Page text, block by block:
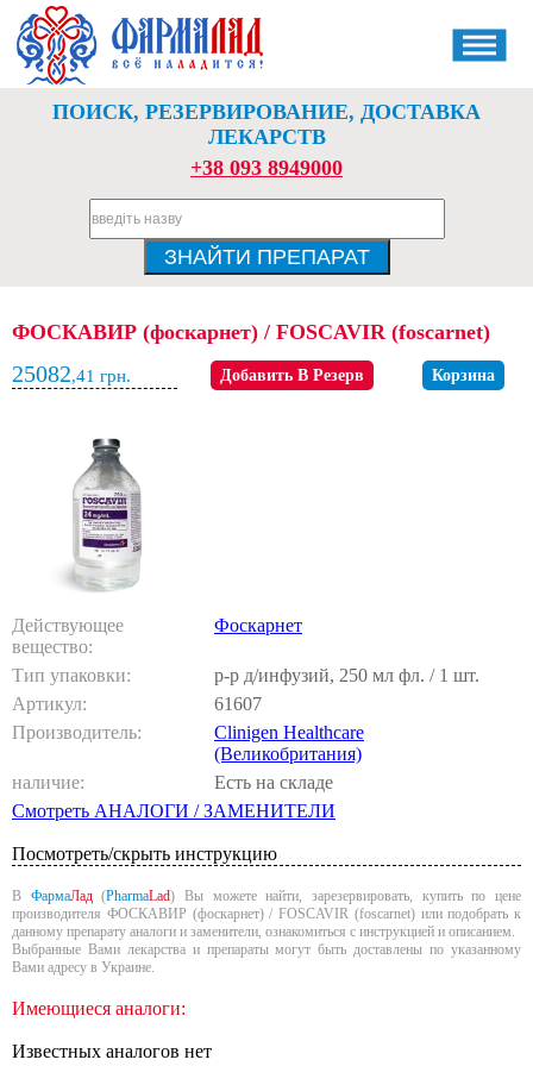
ПОИСК, РЕЗЕРВИРОВАНИЕ, ДОСТАВКА
ЛЕКАРСТВ
+38 093 8949000
ФОСКАВИР (фоскарнет) / FOSCAVIR (foscarnet)
25082,41 грн. Добавить В Резерв Корзина
Действующее
вещество:
Фоскарнет
Тип упаковки:
р-р д/инфузий, 250 мл фл. / 1 шт.
Артикул:
61607
Производитель:
Clinigen Healthcare
(Великобритания)
наличие:
Есть на складе
Смотреть АНАЛОГИ / ЗАМЕНИТЕЛИ
Посмотреть/скрыть инструкцию
В ФармаЛад(PharmaLad) Вы можете найти, зарезервировать, купить по цене
производителя ФОСКАВИР (фоскарнет) / FOSCAVIR (foscarnet) или подобрать к
данному препарату аналоги и заменители, ознакомиться с инструкцией и описанием.
Выбранные Вами лекарства и препараты могут быть доставлены по указанному
Вами адресу в Украине.
Имеющиеся аналоги:
Известных аналогов нет